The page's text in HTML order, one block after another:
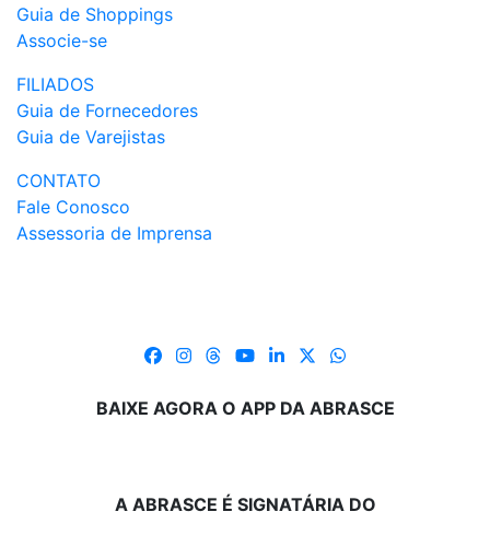
Guia de Shoppings
Associe-se
FILIADOS
Guia de Fornecedores
Guia de Varejistas
CONTATO
Fale Conosco
Assessoria de Imprensa
BAIXE AGORA O APP DA ABRASCE
A ABRASCE É SIGNATÁRIA DO